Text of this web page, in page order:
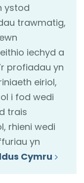
ystod
trawmatig,
iechyd a
profiadau yn
eiriol,
i fod wedi
trais
rhieni wedi
yn
Cymru